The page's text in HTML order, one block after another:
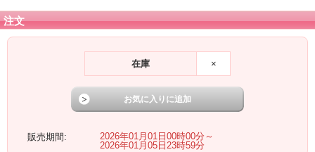
※カラーバリエーションがある商品は、ランダムとなります。ご選択はできませ
ん。
注文
在庫 ×
販売期間:
2026年01月01日00時00分～
2026年01月05日23時59分